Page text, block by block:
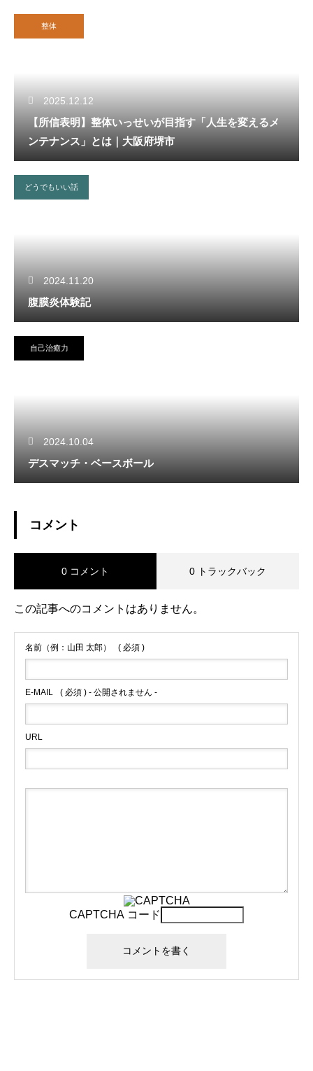
整体
2025.12.12
【所信表明】整体いっせいが目指す「人生を変えるメ
ンテナンス」とは｜大阪府堺市
どうでもいい話
2024.11.20
腹膜炎体験記
自己治癒力
2024.10.04
デスマッチ・ベースボール
コメント
0 コメント 0 トラックバック
この記事へのコメントはありません。
名前（例：山田 太郎） ( 必須 )
E-MAIL ( 必須 ) - 公開されません -
URL
CAPTCHA コード